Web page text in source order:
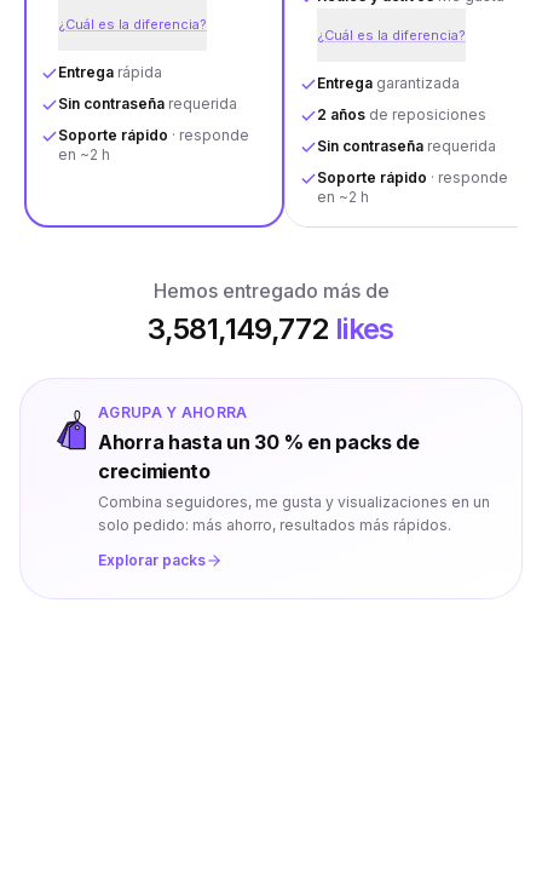
¿Cuál es la diferencia?
Entrega rápida
Sin contraseña requerida
Soporte rápido · responde
en ~2 h
¿Cuál es la diferencia?
Entrega garantizada
2 años de reposiciones
Sin contraseña requerida
Soporte rápido · responde
en ~2 h
Hemos entregado más de
3,581,149,772 likes
AGRUPA Y AHORRA
Ahorra hasta un 30 % en packs de
crecimiento
Combina seguidores, me gusta y visualizaciones en un
solo pedido: más ahorro, resultados más rápidos.
Explorar packs